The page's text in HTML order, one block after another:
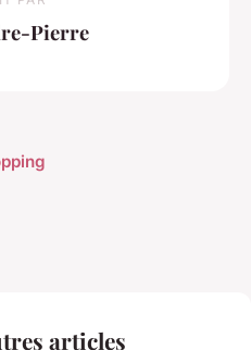
Pierre
articles